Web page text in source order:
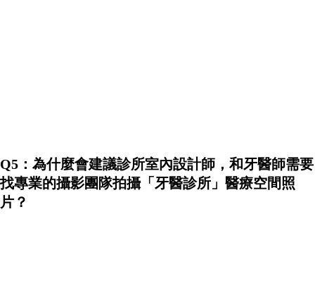
Q5：為什麼會建議診所室內設計師，和牙醫師需要
找專業的攝影團隊拍攝「牙醫診所」醫療空間照
片？